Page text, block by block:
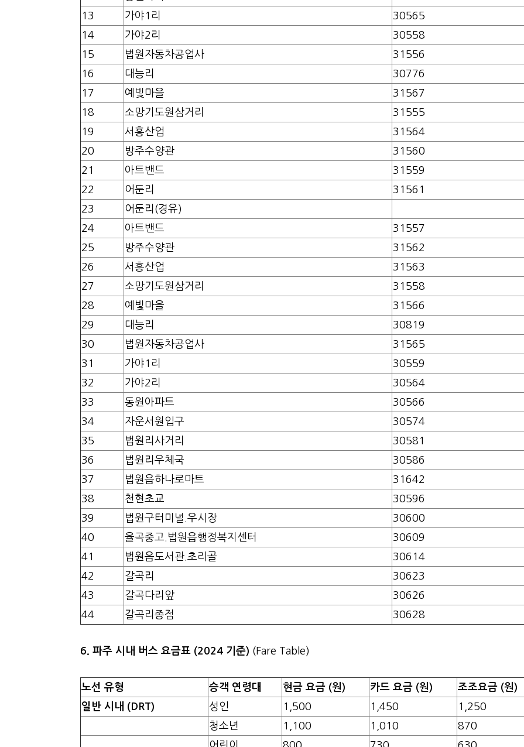
13
가야1리
30565
14
가야2리
30558
15
법원자동차공업사
31556
16
대능리
30776
17
예빛마을
31567
18
소망기도원삼거리
31555
19
서흥산업
31564
20
방주수양관
31560
21
아트밴드
31559
22
어둔리
31561
23
어둔리(경유)
24
아트밴드
31557
25
방주수양관
31562
26
서흥산업
31563
27
소망기도원삼거리
31558
28
예빛마을
31566
29
대능리
30819
30
법원자동차공업사
31565
31
가야1리
30559
32
가야2리
30564
33
동원아파트
30566
34
자운서원입구
30574
35
법원리사거리
30581
36
법원리우체국
30586
37
법원읍하나로마트
31642
38
천현초교
30596
39
법원구터미널.우시장
30600
40
율곡중고.법원읍행정복지센터
30609
41
법원읍도서관.초리골
30614
42
갈곡리
30623
43
갈곡다리앞
30626
44
갈곡리종점 30628
6. 파주 시내 버스 요금표 (2024 기준) (Fare Table)
노선 유형 승객 연령대 현금 요금 (원) 카드 요금 (원)
조조요금 (원)
일반 시내 (DRT)
성인 1,500 1,450
1,250
청소년
1,100 1,010
870